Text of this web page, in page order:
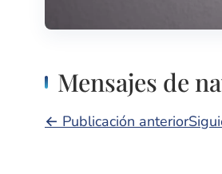
Mensajes de
← Publicación anterior